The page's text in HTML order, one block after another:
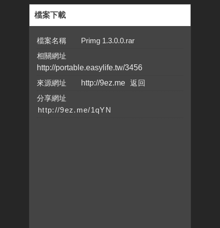
檔案下載
檔案名稱 Primg 1.3.0.0.rar
相關網址
http://portable.easylife.tw/3456
來源網址
http://9ez.me
分享網址